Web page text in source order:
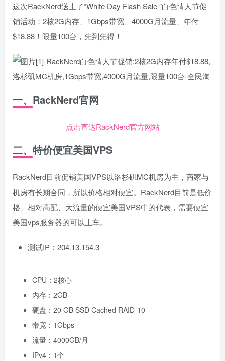
这次RackNerd送上了“White Day Flash Sale ”白色情人节促
销活动：2核2G内存、1Gbps带宽、4000G月流量、年付
$18.88！限量100台，先到先得！
一、RackNerd官网
点击直达RackNerd官方网站
二、特价便宜美国VPS
RackNerd目前促销美国VPS以洛杉矶MC机房为主，商家与
机房有长期合同，所以价格相对便宜。RackNerd目前是低价
格、相对高配、大流量的便宜美国VPS中的代表，需要便宜
美国vps服务器的可以上车。
测试IP：204.13.154.3
CPU：2核心
内存：2GB
硬盘：20 GB SSD Cached RAID-10
带宽：1Gbps
流量：4000GB/月
IPv4：1个